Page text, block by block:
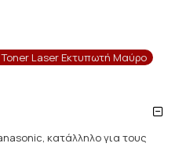
Laser Εκτυπωτή Μαύρο
κατάλληλο για τους